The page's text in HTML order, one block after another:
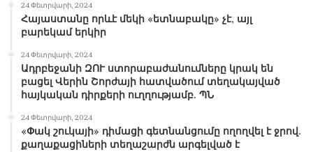
24 Փետրվարի, 2024
Հայաստանը որևէ մեկի «ետնաբակը» չէ, այլ
բարեկամ երկիր
24 Փետրվարի, 2024
Ադրբեջանի ԶՈՒ ստորաբաժանումները կրակ են
բացել Վերին Շորժայի հատվածում տեղակայված
հայկական դիրքերի ուղղությամբ. ՊՆ
24 Փետրվարի, 2024
«Փակ շուկայի» դիմացի գետնանցումը ողողվել է ջրով.
քաղաքացիների տեղաշարժն արգելված է